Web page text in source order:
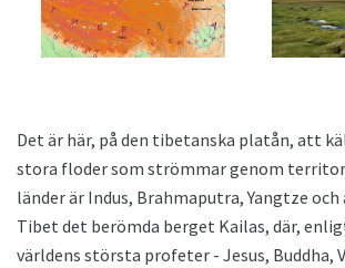
Det är här, på den tibetanska platån, att
stora floder som strömmar genom
länder är Indus, Brahmaputra, Yangtze och
Tibet det berömda berget Kailas, där,
världens största profeter - Jesus, Buddha,